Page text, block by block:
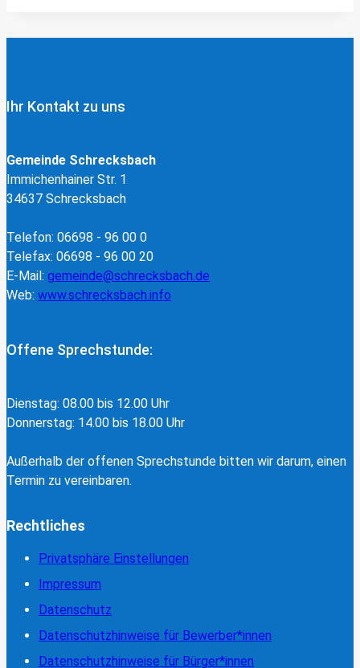
Ihr Kontakt zu uns
Gemeinde Schrecksbach
Immichenhainer Str. 1
34637 Schrecksbach
Telefon: 06698 - 96 00 0
Telefax: 06698 - 96 00 20
E-Mail: gemeinde@schrecksbach.de
Web: www.schrecksbach.info
Offene Sprechstunde:
Dienstag: 08.00 bis 12.00 Uhr
Donnerstag: 14.00 bis 18.00 Uhr
Außerhalb der offenen Sprechstunde bitten wir darum, einen
Termin zu vereinbaren.
Rechtliches
Privatsphäre Einstellungen
Impressum
Datenschutz
Datenschutzhinweise für Bewerber*innen
Datenschutzhinweise für Bürger*innen